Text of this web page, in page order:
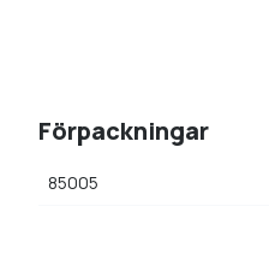
Förpackningar
85005